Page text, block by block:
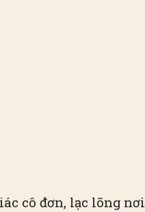
cô đơn, lạc lõng nơi